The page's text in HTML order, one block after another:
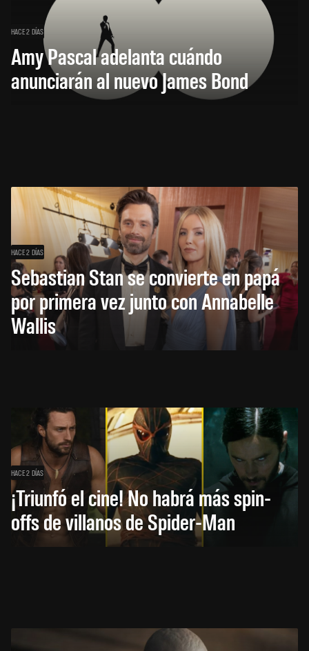
HACE 2 DÍAS
Amy Pascal adelanta cuándo
anunciarán al nuevo James Bond
HACE 2 DÍAS
Sebastian Stan se convierte en papá
por primera vez junto con Annabelle
Wallis
HACE 2 DÍAS
¡Triunfó el cine! No habrá más spin-
offs de villanos de Spider-Man